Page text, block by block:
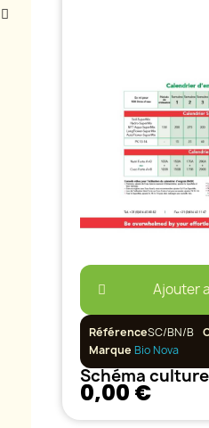
Ajouter
RéférenceSC/BN/B
Marque Bio Nova
Schéma
0,00 €